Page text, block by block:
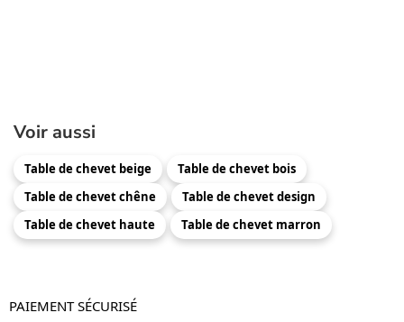
Voir aussi
Table de chevet beige
Table de chevet bois
Table de chevet chêne
Table de chevet design
Table de chevet haute
Table de chevet marron
PAIEMENT SÉCURISÉ